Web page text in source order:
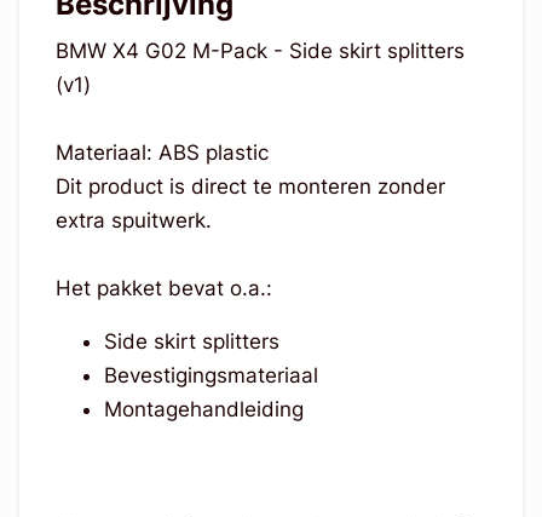
BMW X4 G02 M-Pack - Side skirt splitters
(v1)
Materiaal: ABS plastic
Dit product is direct te monteren zonder
extra spuitwerk.
Het pakket bevat o.a.:
Side skirt splitters
Bevestigingsmateriaal
Montagehandleiding